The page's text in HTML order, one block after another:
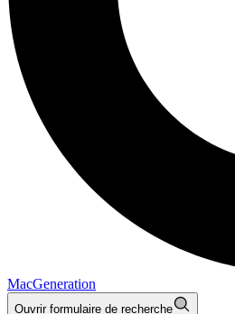
MacGeneration
Ouvrir formulaire de recherche